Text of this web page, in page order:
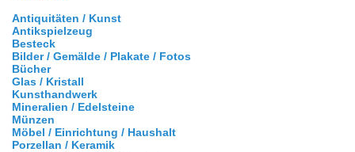
Antiquitäten / Kunst
Antikspielzeug
Besteck
Bilder / Gemälde / Plakate / Fotos
Bücher
Glas / Kristall
Kunsthandwerk
Mineralien / Edelsteine
Münzen
Möbel / Einrichtung / Haushalt
Porzellan / Keramik